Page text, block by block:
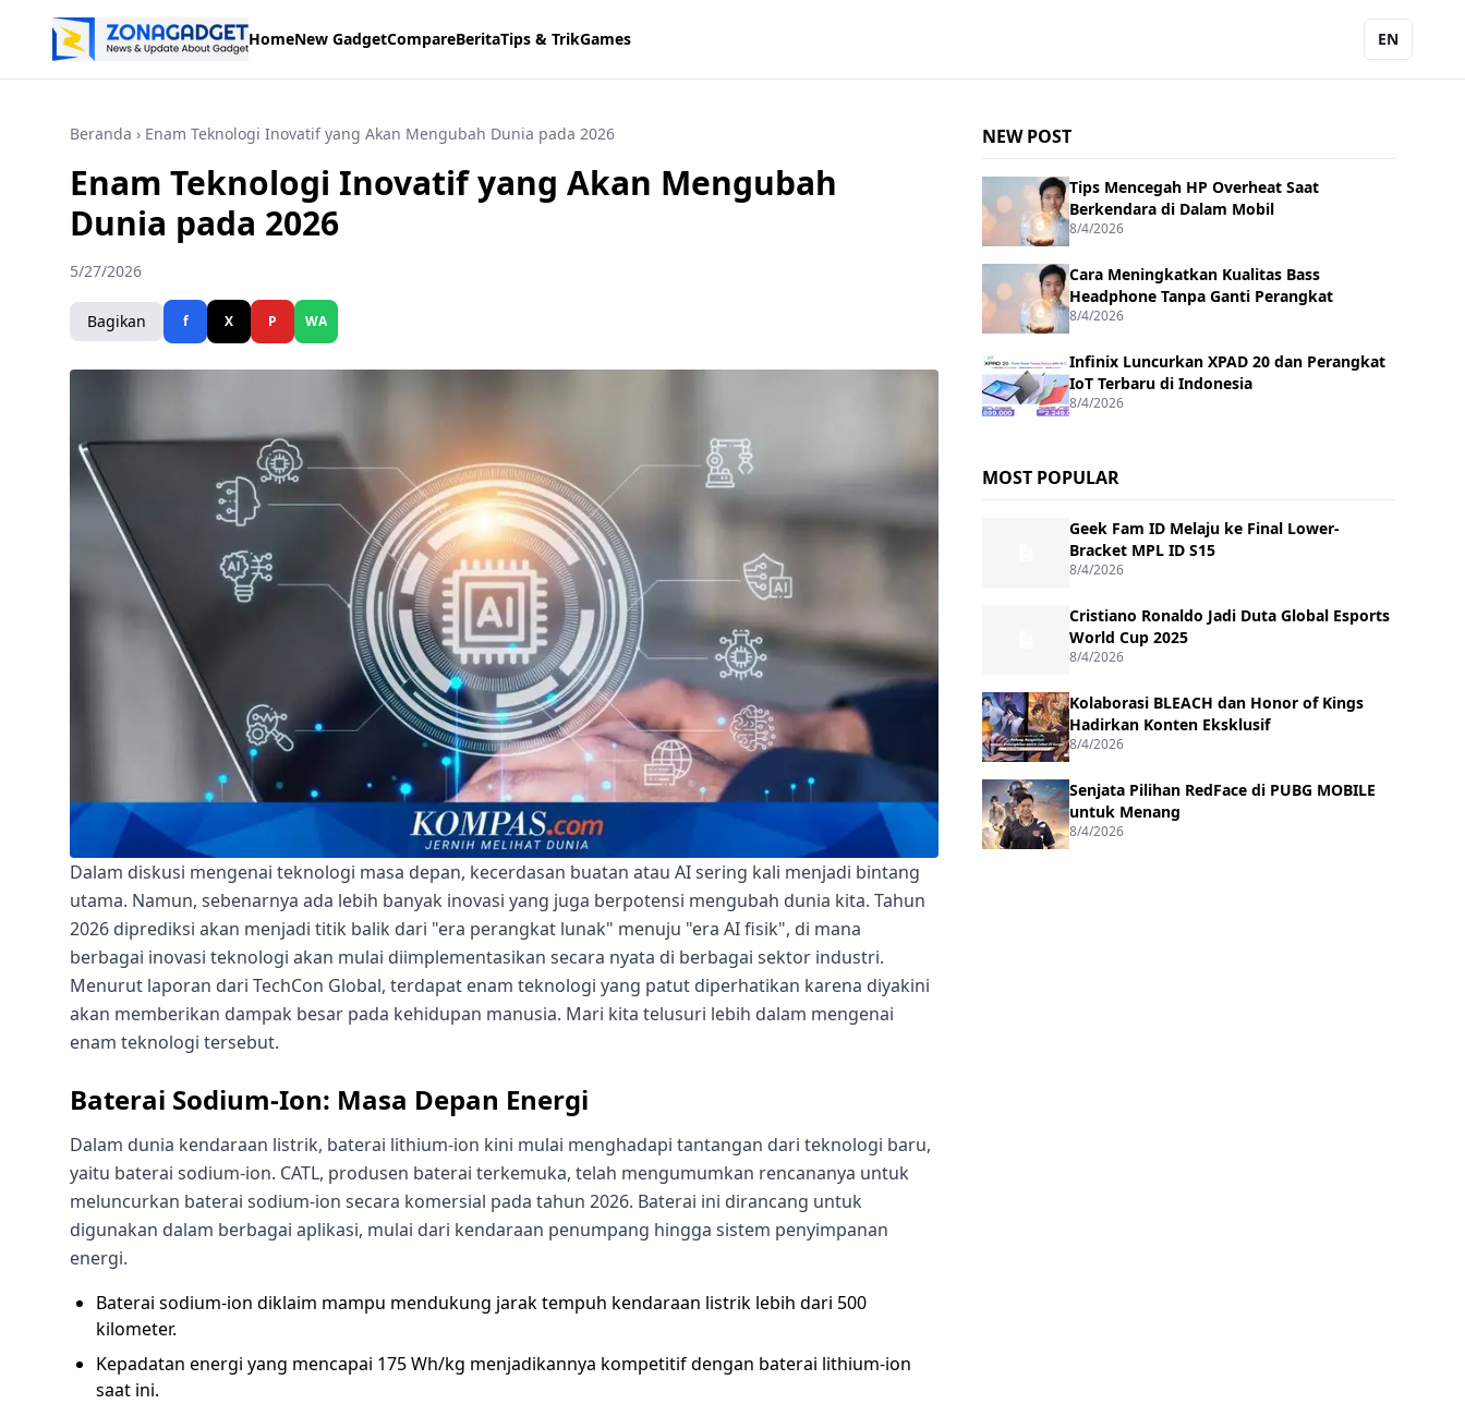
HomeNew GadgetCompareBeritaTips & TrikGames EN
Beranda › Enam Teknologi Inovatif yang Akan Mengubah Dunia pada 2026
Enam Teknologi Inovatif yang Akan Mengubah
Dunia pada 2026
5/27/2026
Bagikan f X P WA
Dalam diskusi mengenai teknologi masa depan, kecerdasan buatan atau AI sering kali menjadi bintang
utama. Namun, sebenarnya ada lebih banyak inovasi yang juga berpotensi mengubah dunia kita. Tahun
2026 diprediksi akan menjadi titik balik dari "era perangkat lunak" menuju "era AI fisik", di mana
berbagai inovasi teknologi akan mulai diimplementasikan secara nyata di berbagai sektor industri.
Menurut laporan dari TechCon Global, terdapat enam teknologi yang patut diperhatikan karena diyakini
akan memberikan dampak besar pada kehidupan manusia. Mari kita telusuri lebih dalam mengenai
enam teknologi tersebut.
Baterai Sodium-Ion: Masa Depan Energi
Dalam dunia kendaraan listrik, baterai lithium-ion kini mulai menghadapi tantangan dari teknologi baru,
yaitu baterai sodium-ion. CATL, produsen baterai terkemuka, telah mengumumkan rencananya untuk
meluncurkan baterai sodium-ion secara komersial pada tahun 2026. Baterai ini dirancang untuk
digunakan dalam berbagai aplikasi, mulai dari kendaraan penumpang hingga sistem penyimpanan
energi.
Baterai sodium-ion diklaim mampu mendukung jarak tempuh kendaraan listrik lebih dari 500
kilometer.
Kepadatan energi yang mencapai 175 Wh/kg menjadikannya kompetitif dengan baterai lithium-ion
saat ini.
NEW POST
Tips Mencegah HP Overheat Saat
Berkendara di Dalam Mobil
8/4/2026
Cara Meningkatkan Kualitas Bass
Headphone Tanpa Ganti Perangkat
8/4/2026
Infinix Luncurkan XPAD 20 dan Perangkat
IoT Terbaru di Indonesia
8/4/2026
MOST POPULAR
Geek Fam ID Melaju ke Final Lower-
Bracket MPL ID S15
8/4/2026
Cristiano Ronaldo Jadi Duta Global Esports
World Cup 2025
8/4/2026
Kolaborasi BLEACH dan Honor of Kings
Hadirkan Konten Eksklusif
8/4/2026
Senjata Pilihan RedFace di PUBG MOBILE
untuk Menang
8/4/2026